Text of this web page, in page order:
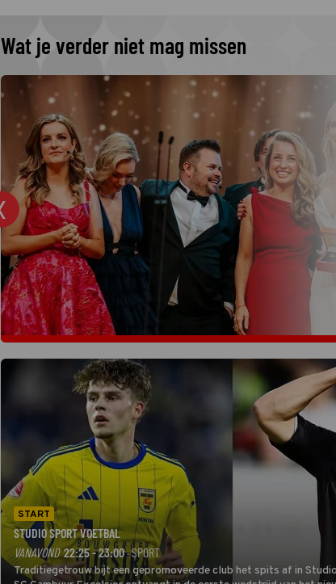
Wat je verder niet mag missen
START
STUDIO SPORT VOETBAL
VANAVOND 22:25 - 23:00· SPORT
Traditiegetrouw bijt een gepromoveerde club het spits af in